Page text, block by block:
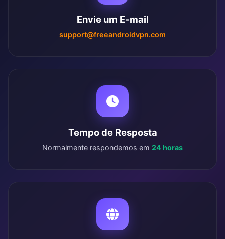
Envie um E-mail
support@freeandroidvpn.com
Tempo de Resposta
Normalmente respondemos em 24 horas